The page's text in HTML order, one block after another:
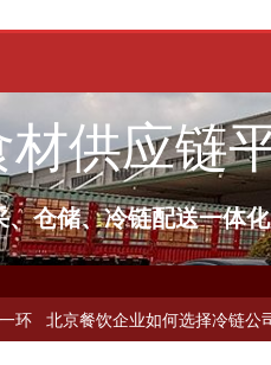
供应链
仓储、冷链配送一体
企业如何选择冷链公司？ 上海餐饮